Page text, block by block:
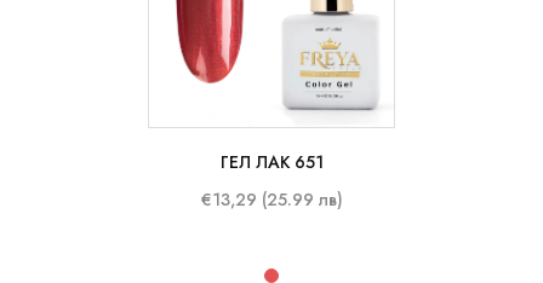
10 ml
ГЕЛ ЛАК 651
€13,29 (25.99 лв)